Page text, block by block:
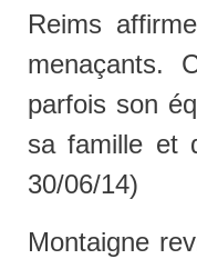
Reims
menaçants.
parfois son
sa famille et
30/06/14)
Montaigne